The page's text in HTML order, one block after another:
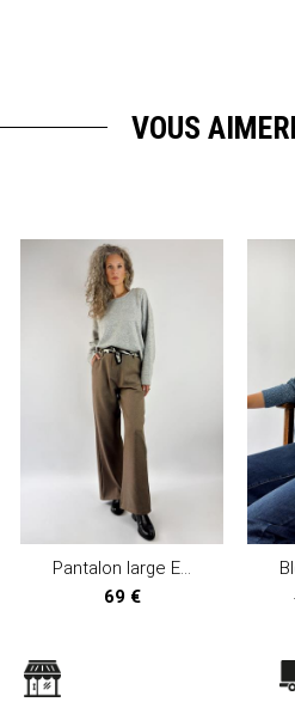
VOUS
Pantalon large EMIH
69 €